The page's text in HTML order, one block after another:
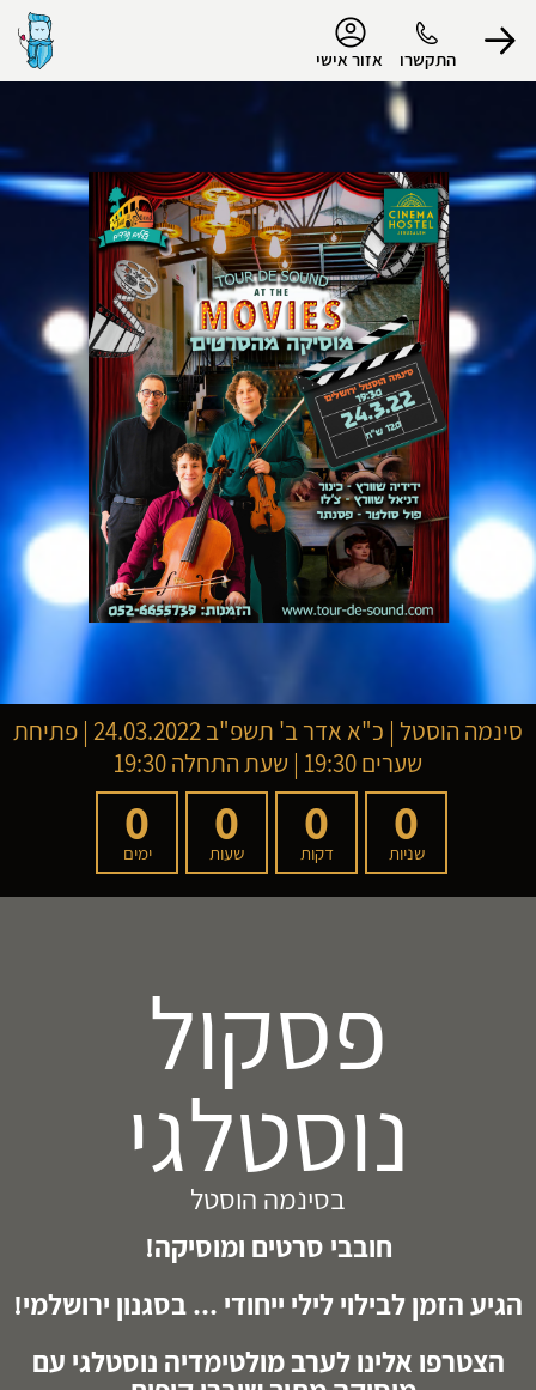
התקשרו אזור אישי
הפרופיל שלי
התנתק
סינמה הוסטל | כ"א אדר ב' תשפ"ב
24.03.2022 | פתיחת
שערים 19:30 | שעת התחלה 19:30
0
שניות
0
דקות
0
שעות
0
ימים
פסקול
נוסטלגי
בסינמה הוסטל
חובבי סרטים ומוסיקה!
הגיע הזמן לבילוי לילי ייחודי ... בסגנון ירושלמי!
הצטרפו אלינו לערב מולטימדיה נוסטלגי עם